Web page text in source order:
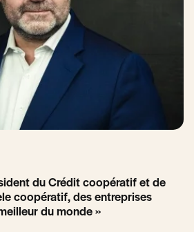
du Crédit coopératif et de
coopératif, des entreprises
du monde »